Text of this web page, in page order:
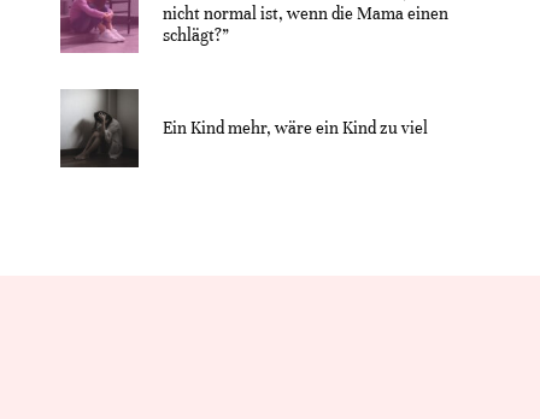
nicht normal ist, wenn die Mama einen
schlägt?”
Ein Kind mehr, wäre ein Kind zu viel